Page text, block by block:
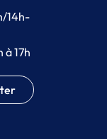
14h-
17h